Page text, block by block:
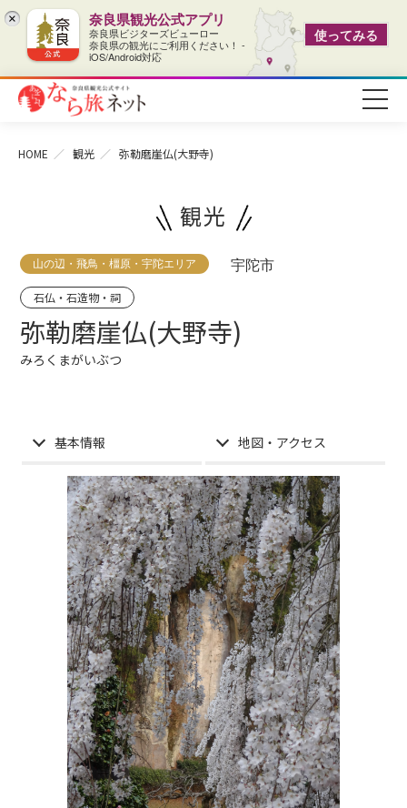
× 奈良県観光公式アプリ
奈良県ビジターズビューロー
奈良県の観光にご利用ください！ -
iOS/Android対応
使ってみる
HOME 観光 弥勒磨崖仏(大野寺)
観光
山の辺・飛鳥・橿原・宇陀エリア 宇陀市
石仏・石造物・祠
弥勒磨崖仏(大野寺)
みろくまがいぶつ
基本情報 地図・アクセス